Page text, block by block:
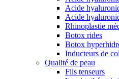
Acide
Acide
Rhinoplastie
Botox rides
Botox
Inducteurs de
Qualité de peau
Fils tenseurs